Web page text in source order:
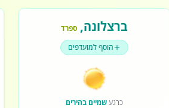
ברצלונה,ספרד
הוסף למועדפים
כרגעשמיים בהירים